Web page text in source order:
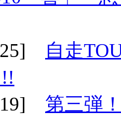
25]
自走
19] 第三弾